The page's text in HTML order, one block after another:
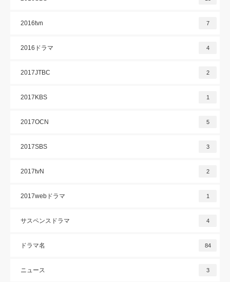
2016tvn 7
2016ドラマ 4
2017JTBC 2
2017KBS 1
2017OCN 5
2017SBS 3
2017tvN 2
2017webドラマ 1
サスペンスドラマ 4
ドラマ名 84
ニュース 3